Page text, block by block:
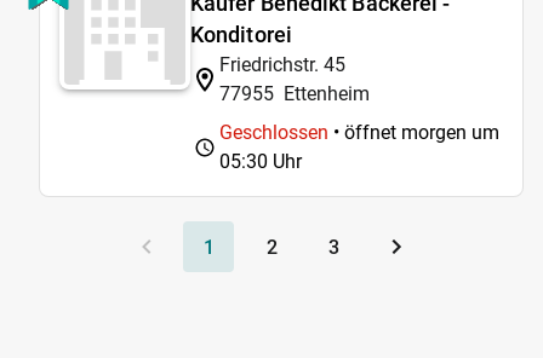
Konditorei
Friedrichstr. 45
77955 Ettenheim
Geschlossen • öffnet morgen um
05:30 Uhr
1 2 3